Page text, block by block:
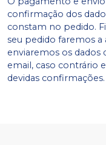
confirmação dos
constam no pedido.
seu pedido faremos a
enviaremos os
email, caso contrário
devidas confirmações.